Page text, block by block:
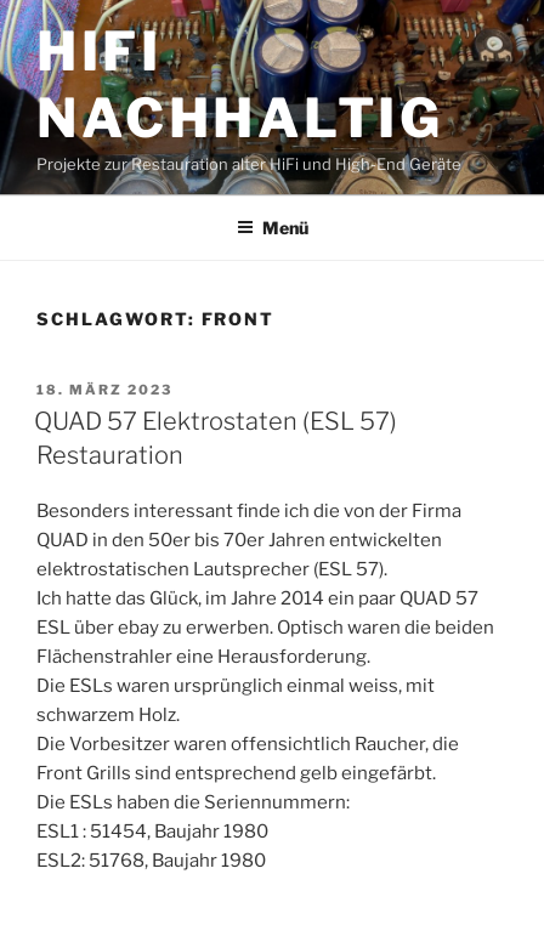
Zum
Inhalt
springenHIFI
NACHHALTIG
Projekte zur Restauration alter HiFi und High-End Geräte
Menü
SCHLAGWORT: FRONT
VERÖFFENTLICHT
AM
18. MÄRZ 2023
QUAD 57 Elektrostaten (ESL 57)
Restauration
Besonders interessant finde ich die von der Firma
QUAD in den 50er bis 70er Jahren entwickelten
elektrostatischen Lautsprecher (ESL 57).
Ich hatte das Glück, im Jahre 2014 ein paar QUAD 57
ESL über ebay zu erwerben. Optisch waren die beiden
Flächenstrahler eine Herausforderung.
Die ESLs waren ursprünglich einmal weiss, mit
schwarzem Holz.
Die Vorbesitzer waren offensichtlich Raucher, die
Front Grills sind entsprechend gelb eingefärbt.
Die ESLs haben die Seriennummern:
ESL1 : 51454, Baujahr 1980
ESL2: 51768, Baujahr 1980